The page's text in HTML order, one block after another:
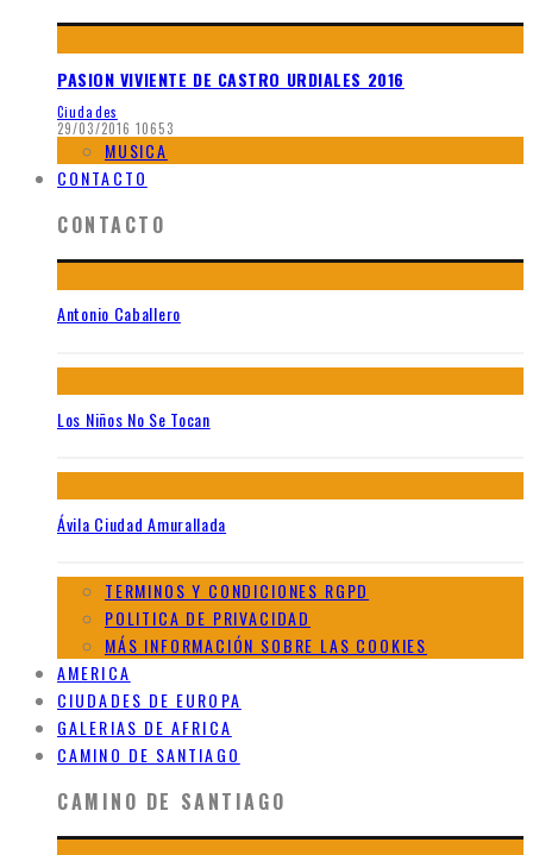
PASION VIVIENTE DE CASTRO URDIALES 2016
Ciudades
29/03/2016 10653
MUSICA
CONTACTO
CONTACTO
Antonio Caballero
Los Niños No Se Tocan
Ávila Ciudad Amurallada
TERMINOS Y CONDICIONES RGPD
POLITICA DE PRIVACIDAD
MÁS INFORMACIÓN SOBRE LAS COOKIES
AMERICA
CIUDADES DE EUROPA
GALERIAS DE AFRICA
CAMINO DE SANTIAGO
CAMINO DE SANTIAGO